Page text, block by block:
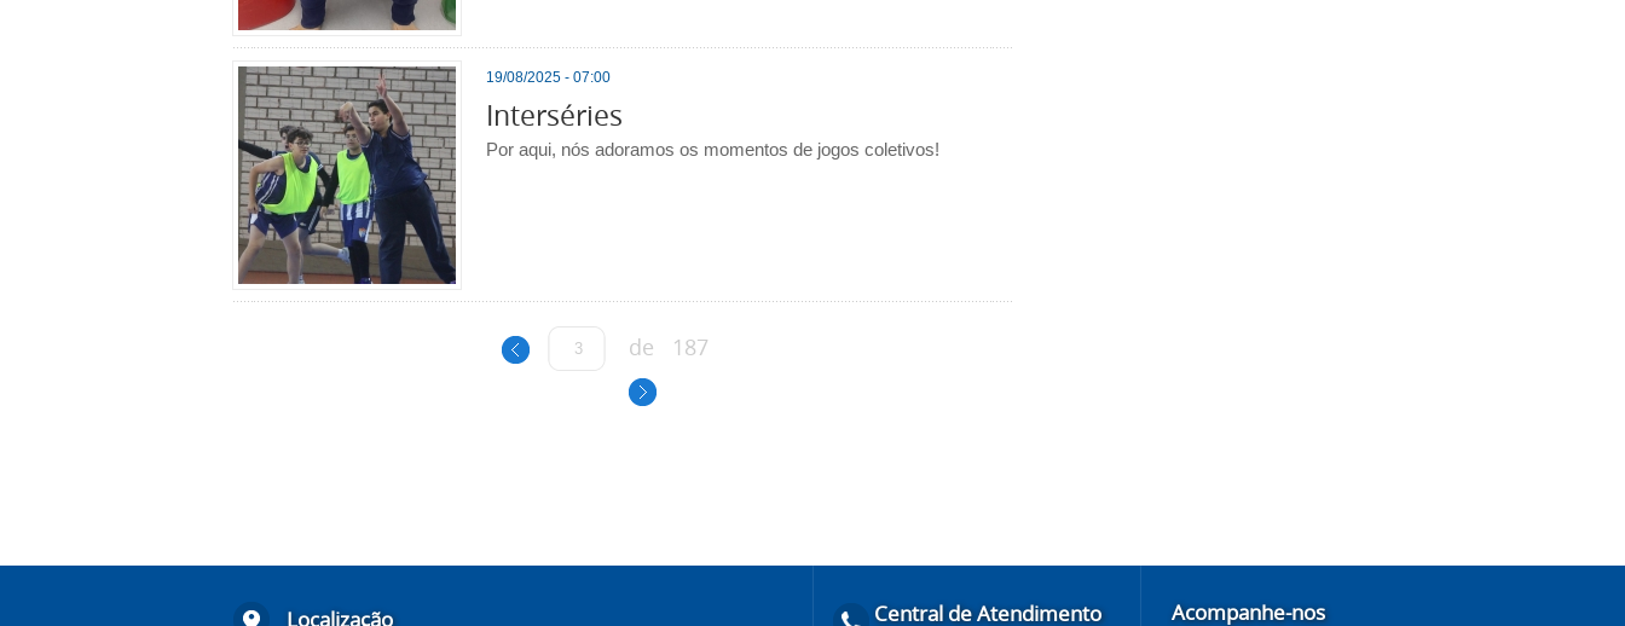
19/08/2025 - 07:00
Interséries
Por aqui, nós adoramos os momentos de jogos coletivos!
de 187
Localização
Central de Atendimento
Acompanhe-nos